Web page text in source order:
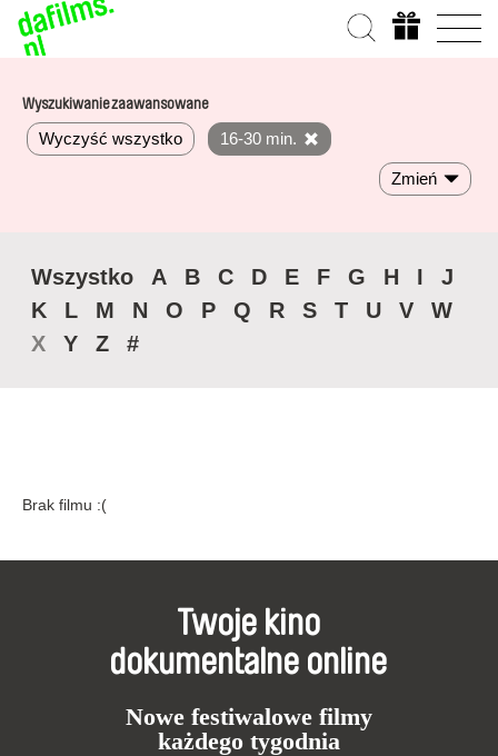
Wyszukiwanie zaawansowane
Wyczyść wszystko 16-30 min.
Zmień
Wszystko A B C D E F G H I
J
K
L M N O P Q R S T U V
W
X
Y Z #
Brak filmu :(
Twoje kino
dokumentalne online
Nowe festiwalowe filmy
każdego tygodnia